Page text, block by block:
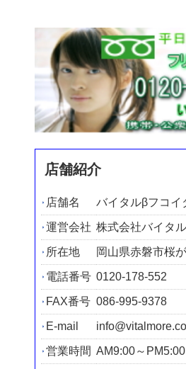
店舗紹介
店舗名 バイタルβフコイ
運営会社 株式会社バイタ
所在地 岡山県赤磐市桜
電話番号 0120-178-552
FAX番号 086-995-9378
E-mail
営業時間 AM9:00～PM5:00